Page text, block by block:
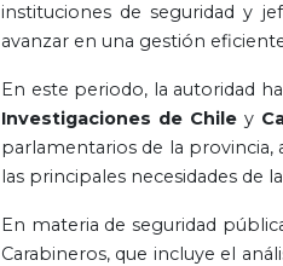
instituciones de seguridad y
avanzar en una gestión
En este periodo, la autoridad
Investigaciones de Chile y
parlamentarios de la provincia,
las principales necesidades de
En materia de seguridad
Carabineros, que incluye el